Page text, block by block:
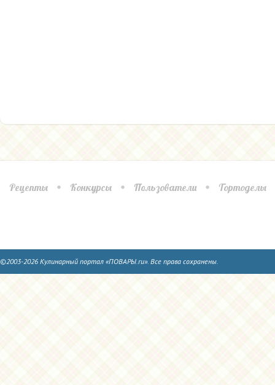
Рецепты Конкурсы Пользователи Тортоделы
©2003-2026 Кулинарный портал «ПОВАРЫ.ru». Все права сохранены.